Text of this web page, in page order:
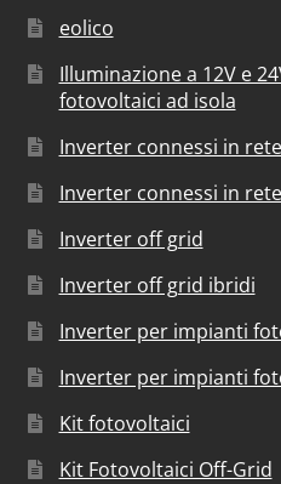
eolico
Illuminazione a 12V e
fotovoltaici ad isola
Inverter connessi in rete
Inverter connessi in
Inverter off grid
Inverter off grid ibridi
Inverter per impianti
Inverter per impianti
Kit fotovoltaici
Kit Fotovoltaici Off-Grid